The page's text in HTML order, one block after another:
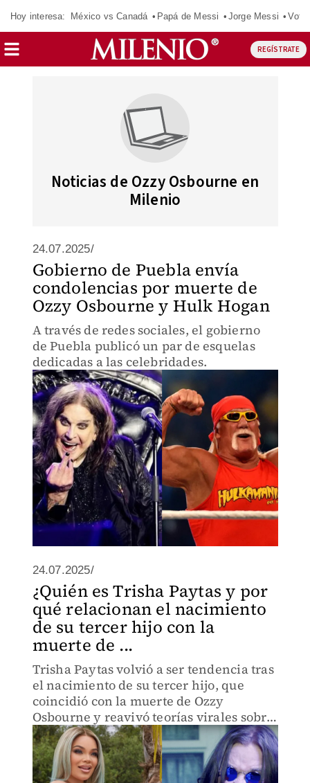
Hoy interesa: México vs Canadá Papá de Messi Jorge Messi
REGÍSTRATE
Noticias de Ozzy Osbourne en
Milenio
24.07.2025/
Gobierno de Puebla envía
condolencias por muerte de
Ozzy Osbourne y Hulk Hogan
A través de redes sociales, el gobierno
de Puebla publicó un par de esquelas
dedicadas a las celebridades.
24.07.2025/
¿Quién es Trisha Paytas y por
qué relacionan el nacimiento
de su tercer hijo con la
muerte de ...
Trisha Paytas volvió a ser tendencia tras
el nacimiento de su tercer hijo, que
coincidió con la muerte de Ozzy
Osbourne y reavivó teorías virales sobre
reencarnación